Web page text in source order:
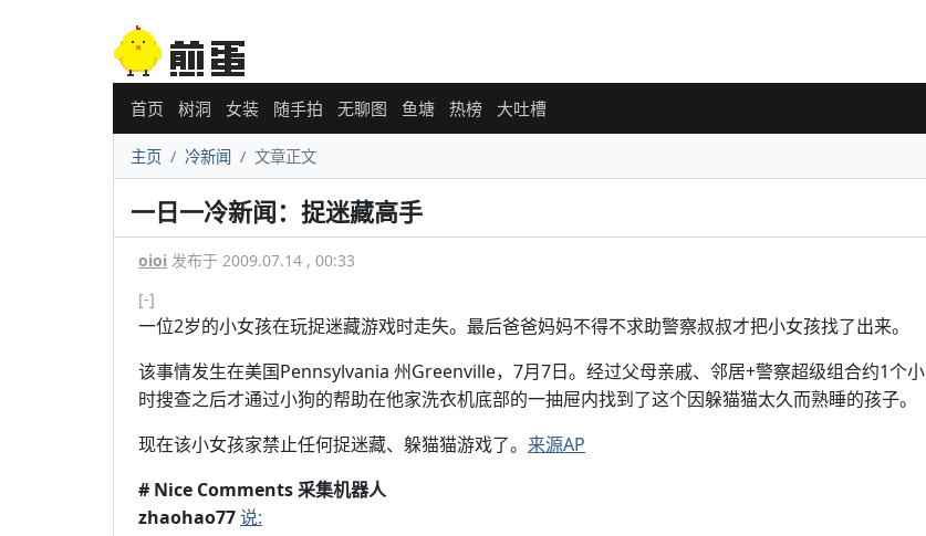
首页 树洞 女装 随手拍 无聊图 鱼塘 热榜 大吐槽
主页 冷新闻 文章正文
一日一冷新闻：捉迷藏高手
oioi 发布于 2009.07.14 , 00:33
[-]
一位2岁的小女孩在玩捉迷藏游戏时走失。最后爸爸妈妈不得不求助警察叔叔才把小女孩找了出来。
该事情发生在美国Pennsylvania 州Greenville，7月7日。经过父母亲戚、邻居+警察超级组合约1个小
时搜查之后才通过小狗的帮助在他家洗衣机底部的一抽屉内找到了这个因躲猫猫太久而熟睡的孩子。
现在该小女孩家禁止任何捉迷藏、躲猫猫游戏了。 来源AP
# Nice Comments 采集机器人
zhaohao77说: